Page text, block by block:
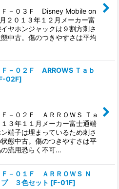
－０３Ｆ Disney Mobile on
２０１３年１２月メーカー富
ヤホンジャックは９割方刺さ
中古。傷のつきやすさは平均
－０２Ｆ ARROWS Ｔａｂ
02F]
－０２Ｆ ＡＲＲＯＷＳ Ｔａ
３年１１月メーカー富士通端
端子は埋まっているため刺さ
態中古。傷のつきやすさは平
流用恐らく不可…
－０１Ｆ ＡＲＲＯＷＳ Ｎ
３色セット [F-01F]